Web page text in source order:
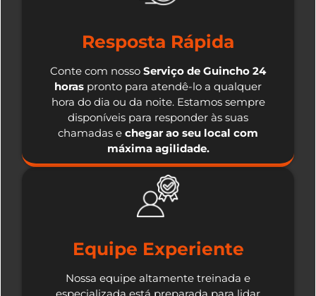
Resposta Rápida
Conte com nosso Serviço de Guincho 24
horas pronto para atendê-lo a qualquer
hora do dia ou da noite. Estamos sempre
disponíveis para responder às suas
chamadas e chegar ao seu local com
máxima agilidade.
Equipe Experiente
Nossa equipe altamente treinada e